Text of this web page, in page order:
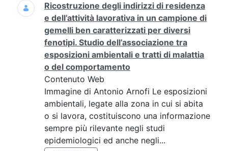
Ricostruzione degli indirizzi di residenza
e dell’attività lavorativa in un campione di
gemelli ben caratterizzati per diversi
fenotipi. Studio dell’associazione tra
esposizioni ambientali e tratti di malattia
o del comportamento
Contenuto Web
Immagine di Antonio Arnofi Le esposizioni
ambientali, legate alla zona in cui si abita
o si lavora, costituiscono una informazione
sempre più rilevante negli studi
epidemiologici ed anche negli...